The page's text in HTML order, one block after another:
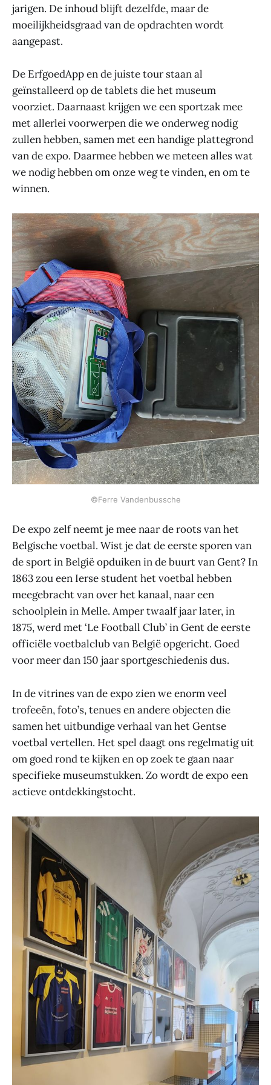
jarigen. De inhoud blijft dezelfde, maar de
moeilijkheidsgraad van de opdrachten wordt
aangepast.
De ErfgoedApp en de juiste tour staan al
geïnstalleerd op de tablets die het museum
voorziet. Daarnaast krijgen we een sportzak mee
met allerlei voorwerpen die we onderweg nodig
zullen hebben, samen met een handige plattegrond
van de expo. Daarmee hebben we meteen alles wat
we nodig hebben om onze weg te vinden, en om te
winnen.
©Ferre Vandenbussche
De expo zelf neemt je mee naar de roots van het
Belgische voetbal. Wist je dat de eerste sporen van
de sport in België opduiken in de buurt van Gent? In
1863 zou een Ierse student het voetbal hebben
meegebracht van over het kanaal, naar een
schoolplein in Melle. Amper twaalf jaar later, in
1875, werd met ‘Le Football Club’ in Gent de eerste
officiële voetbalclub van België opgericht. Goed
voor meer dan 150 jaar sportgeschiedenis dus.
In de vitrines van de expo zien we enorm veel
trofeeën, foto’s, tenues en andere objecten die
samen het uitbundige verhaal van het Gentse
voetbal vertellen. Het spel daagt ons regelmatig uit
om goed rond te kijken en op zoek te gaan naar
specifieke museumstukken. Zo wordt de expo een
actieve ontdekkingstocht.